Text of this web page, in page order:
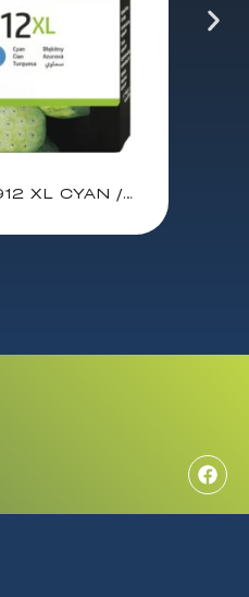
TINTA HP Nº912 XL CYAN / HP OFFICEJET 8012 / 8013 / 8014 / 8015 / 8017 / 8022 / OFFICEJET PRO 8020 / 8022 / 8023 / 8024 / 8025 / 8028 / 8035 / (3YL81A)